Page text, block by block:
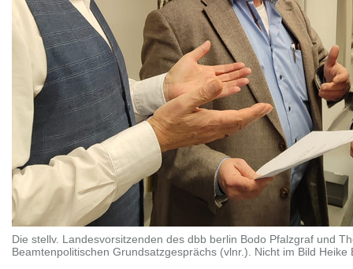
Die stellv. Landesvorsitzenden des dbb berlin Bodo Pfalzgraf und
Beamtenpolitischen Grundsatzgesprächs (vlnr.). Nicht im Bild